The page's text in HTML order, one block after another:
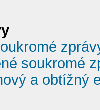
soukromé
a obtížný